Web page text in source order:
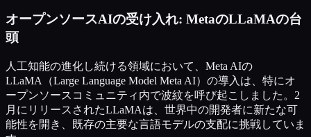
オープンソースAIの受け入れ: MetaのLLaMAの台
頭
人工知能の進化し続ける領域において、Meta AIの
LLaMA（Large Language Model Meta AI）の導入は、特にオ
ープンソースコミュニティ内で波紋を呼び起こしました。2
月にリリースされたLLaMAは、世界中の開発者に新たな可
能性を開き、既存の主要な言語モデルの支配に挑戦していま